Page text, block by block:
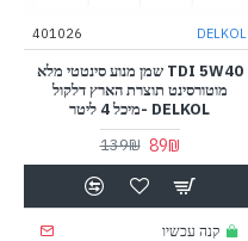
DELKOL
401026
TDI 5W40 שמן מנוע סינטטי מלא
מוטורסינט תוצרת הארץ דלקול
DELKOL -מיכל 4 ליטר
89₪
139₪
קנה עכשיו